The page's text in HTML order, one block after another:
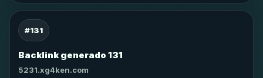
#131
Backlink generado 131
5231.xg4ken.com